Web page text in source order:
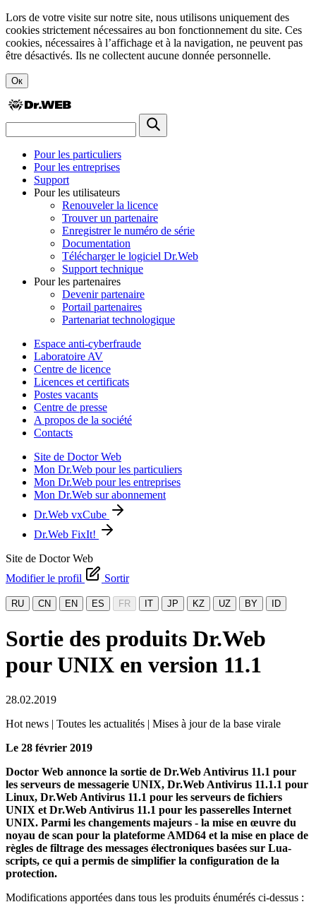
Lors de votre visite sur notre site, nous utilisons uniquement des
cookies strictement nécessaires au bon fonctionnement du site. Ces
cookies, nécessaires à l’affichage et à la navigation, ne peuvent pas
être désactivés. Ils ne collectent aucune donnée personnelle.
Ок
Pour les particuliers
Pour les entreprises
Support
Pour les utilisateurs
Renouveler la licence
Trouver un partenaire
Enregistrer le numéro de série
Documentation
Télécharger le logiciel Dr.Web
Support technique
Pour les partenaires
Devenir partenaire
Portail partenaires
Partenariat technologique
Espace anti-cyberfraude
Laboratoire AV
Centre de licence
Licences et certificats
Postes vacants
Centre de presse
A propos de la société
Contacts
Site de Doctor Web
Mon Dr.Web pour les particuliers
Mon Dr.Web pour les entreprises
Mon Dr.Web sur abonnement
Dr.Web vxCube
Dr.Web FixIt!
Site de Doctor Web
Modifier le profil
Sortir
RU CN EN ES FR IT JP KZ UZ BY ID
Sortie des produits Dr.Web
pour UNIX en version 11.1
28.02.2019
Hot news | Toutes les actualités | Mises à jour de la base virale
Le 28 février 2019
Doctor Web annonce la sortie de Dr.Web Antivirus 11.1 pour
les serveurs de messagerie UNIX, Dr.Web Antivirus 11.1.1 pour
Linux, Dr.Web Antivirus 11.1 pour les serveurs de fichiers
UNIX et Dr.Web Antivirus 11.1 pour les passerelles Internet
UNIX. Parmi les changements majeurs - la mise en œuvre du
noyau de scan pour la plateforme AMD64 et la mise en place de
règles de filtrage des messages électroniques basées sur Lua-
scripts, ce qui a permis de simplifier la configuration de la
protection.
Modifications apportées dans tous les produits énumérés ci-dessus :